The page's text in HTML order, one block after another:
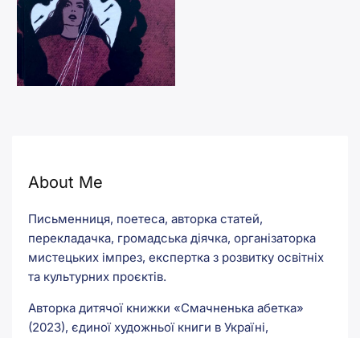
About Me
Письменниця, поетеса, авторка статей,
перекладачка, громадська діячка, організаторка
мистецьких імпрез, експертка з розвитку освітніх
та культурних проєктів.
Авторка дитячої книжки «Смачненька абетка»
(2023), єдиної художньої книги в Україні,